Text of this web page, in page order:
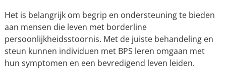
Het is belangrijk om begrip en ondersteuning te bieden
aan mensen die leven met borderline
persoonlijkheidsstoornis. Met de juiste behandeling en
steun kunnen individuen met BPS leren omgaan met
hun symptomen en een bevredigend leven leiden.